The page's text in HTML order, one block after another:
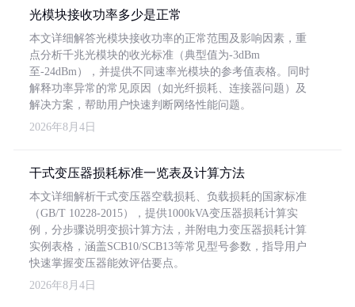
光模块接收功率多少是正常
本文详细解答光模块接收功率的正常范围及影响因素，重
点分析千兆光模块的收光标准（典型值为-3dBm
至-24dBm），并提供不同速率光模块的参考值表格。同时
解释功率异常的常见原因（如光纤损耗、连接器问题）及
解决方案，帮助用户快速判断网络性能问题。
2026年8月4日
干式变压器损耗标准一览表及计算方法
本文详细解析干式变压器空载损耗、负载损耗的国家标准
（GB/T 10228-2015），提供1000kVA变压器损耗计算实
例，分步骤说明变损计算方法，并附电力变压器损耗计算
实例表格，涵盖SCB10/SCB13等常见型号参数，指导用户
快速掌握变压器能效评估要点。
2026年8月4日